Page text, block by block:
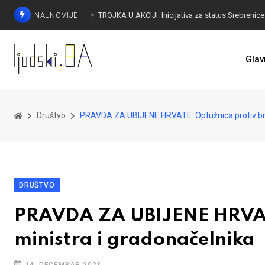
NAJNOVIJE
Društvo PRAVDA ZA UBIJENE HRVATE: Optužnica protiv
DRUŠTVO
PRAVDA ZA UBIJENE
ministra i gradonačelnika